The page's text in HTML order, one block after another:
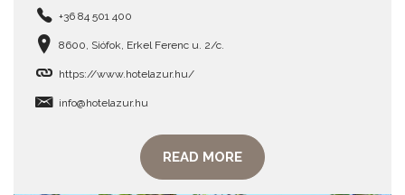
+36 84 501 400
8600, Siófok, Erkel Ferenc u. 2/c.
https://www.hotelazur.hu/
info@hotelazur.hu
READ MORE